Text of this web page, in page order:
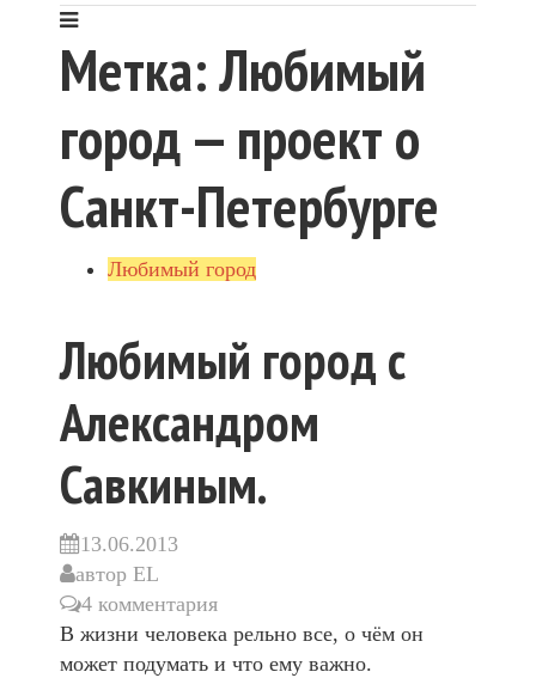
Метка: Любимый
город — проект о
Санкт-Петербурге
Любимый город
Любимый город с
Александром
Савкиным.
13.06.2013
автор EL
4 комментария
В жизни человека рельно все, о чём он
может подумать и что ему важно.